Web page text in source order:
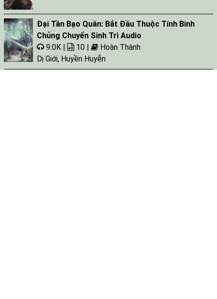
Đại Tần Bạo Quân: Bắt Đầu Thuộc Tính Binh
Chủng Chuyển Sinh Trì Audio
9.0K |
10 |
Hoàn Thành
Dị Giới, Huyền Huyễn